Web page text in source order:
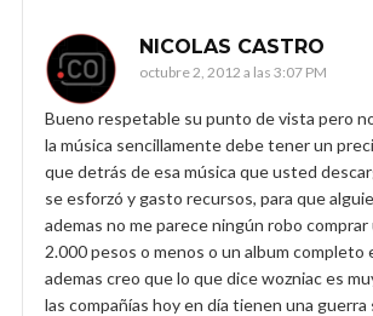
NICOLAS CASTRO
octubre 2, 2012 a las 3:07 PM
Bueno respetable su punto de vista pero
la música sencillamente debe tener un
que detrás de esa música que usted
se esforzó y gasto recursos, para que
ademas no me parece ningún robo
2.000 pesos o menos o un album completo
ademas creo que lo que dice wozniac es
las compañías hoy en día tienen una guerra